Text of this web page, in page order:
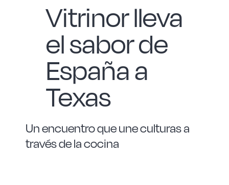
Vitrinor lleva
el sabor de
España a
Texas
Un encuentro que une culturas a
través de la cocina